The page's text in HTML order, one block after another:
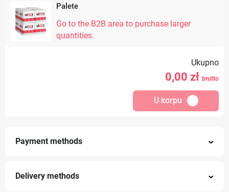
Palete
Go to the B2B area to purchase larger
quantities.
Ukupno
0,00 zł brutto
U korpu
Payment methods
Delivery methods